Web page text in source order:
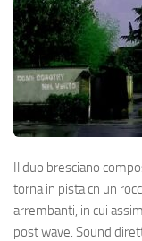
Il duo bresciano
torna in pista cn un
arrembanti, in cui
post wave. Sound